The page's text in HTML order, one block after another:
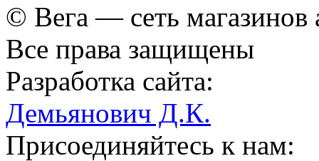
© Вега — сеть магазинов
Все права защищены
Разработка сайта:
Демьянович Д.К.
Присоединяйтесь к нам: